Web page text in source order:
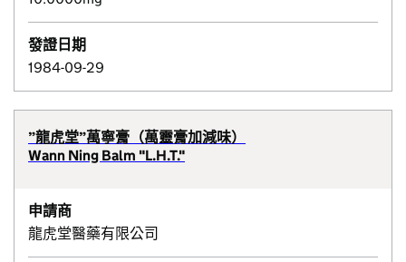
發證日期
1984-09-29
”龍虎堂”萬寧膏（萬靈膏加減味）
Wann Ning Balm "L.H.T."
申請商
龍虎堂醫藥有限公司